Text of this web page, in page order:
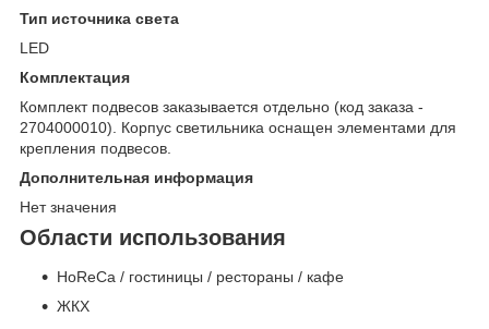
Тип источника света
LED
Комплектация
Комплект подвесов заказывается отдельно (код заказа -
2704000010). Корпус светильника оснащен элементами для
крепления подвесов.
Дополнительная информация
Нет значения
Области использования
HoReCa / гостиницы / рестораны / кафе
ЖКХ